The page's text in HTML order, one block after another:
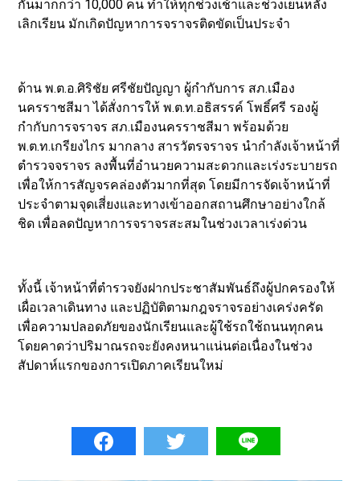
กันมากกว่า 10,000 คน ทำให้ทุกช่วงเช้าและช่วงเย็นหลัง
เลิกเรียน มักเกิดปัญหาการจราจรติดขัดเป็นประจำ
ด้าน พ.ต.อ.ศิริชัย ศรีชัยปัญญา ผู้กำกับการ สภ.เมือง
นครราชสีมา ได้สั่งการให้ พ.ต.ท.อธิสรรค์ โพธิ์ศรี รองผู้
กำกับการจราจร สภ.เมืองนครราชสีมา พร้อมด้วย
พ.ต.ท.เกรียงไกร มากลาง สารวัตรจราจร นำกำลังเจ้าหน้าที่
ตำรวจจราจร ลงพื้นที่อำนวยความสะดวกและเร่งระบายรถ
เพื่อให้การสัญจรคล่องตัวมากที่สุด โดยมีการจัดเจ้าหน้าที่
ประจำตามจุดเสี่ยงและทางเข้าออกสถานศึกษาอย่างใกล้
ชิด เพื่อลดปัญหาการจราจรสะสมในช่วงเวลาเร่งด่วน
ทั้งนี้ เจ้าหน้าที่ตำรวจยังฝากประชาสัมพันธ์ถึงผู้ปกครองให้
เผื่อเวลาเดินทาง และปฏิบัติตามกฎจราจรอย่างเคร่งครัด
เพื่อความปลอดภัยของนักเรียนและผู้ใช้รถใช้ถนนทุกคน
โดยคาดว่าปริมาณรถจะยังคงหนาแน่นต่อเนื่องในช่วง
สัปดาห์แรกของการเปิดภาคเรียนใหม่